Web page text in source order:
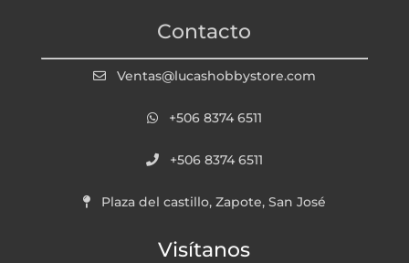
Contacto
Ventas@lucashobbystore.com
+506 8374 6511
+506 8374 6511
Plaza del castillo, Zapote, San José
Visítanos